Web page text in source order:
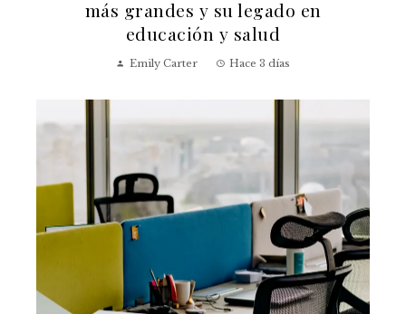
más grandes y su legado en
educación y salud
Emily Carter Hace 3 días